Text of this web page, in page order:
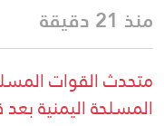
منذ 21 دقيقة
متحدث القوات
المسلحة اليمنية